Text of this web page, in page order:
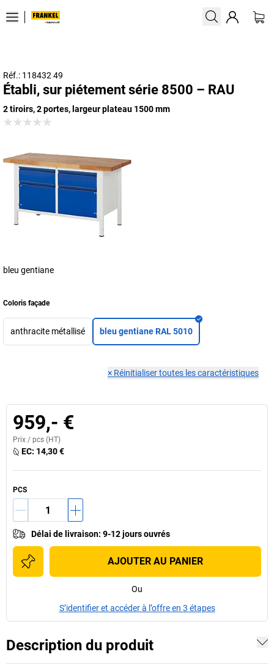
Réf.: 118432 49
Établi, sur piétement série 8500 – RAU
2 tiroirs, 2 portes, largeur plateau 1500 mm
bleu gentiane
Coloris façade
anthracite métallisé bleu gentiane RAL 5010
× Réinitialiser toutes les caractéristiques
959,- €
Prix / pcs (HT)
EC: 14,30 €
PCS
Délai de livraison: 9-12 jours ouvrés
AJOUTER AU PANIER
Ou
S’identifier et accéder à l’offre en 3 étapes
Description du produit